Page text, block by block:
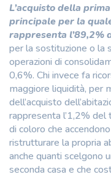
L’acquisto della
principale per la
rappresenta l’89,2%
per la sostituzione o la
operazioni di
0,6%. Chi invece fa
maggiore liquidità, per
dell’acquisto
rappresenta l’1,2% del
di coloro che
ristrutturare la propria
anche quanti scelgono
seconda casa e che